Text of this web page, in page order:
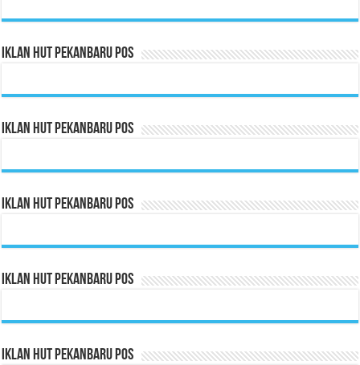
Iklan HUT Pekanbaru Pos
Iklan HUT Pekanbaru Pos
Iklan HUT Pekanbaru Pos
Iklan HUT Pekanbaru Pos
Iklan HUT Pekanbaru Pos